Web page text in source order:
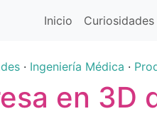
Inicio Curiosidades
· Ingeniería Médica ·
en 3D